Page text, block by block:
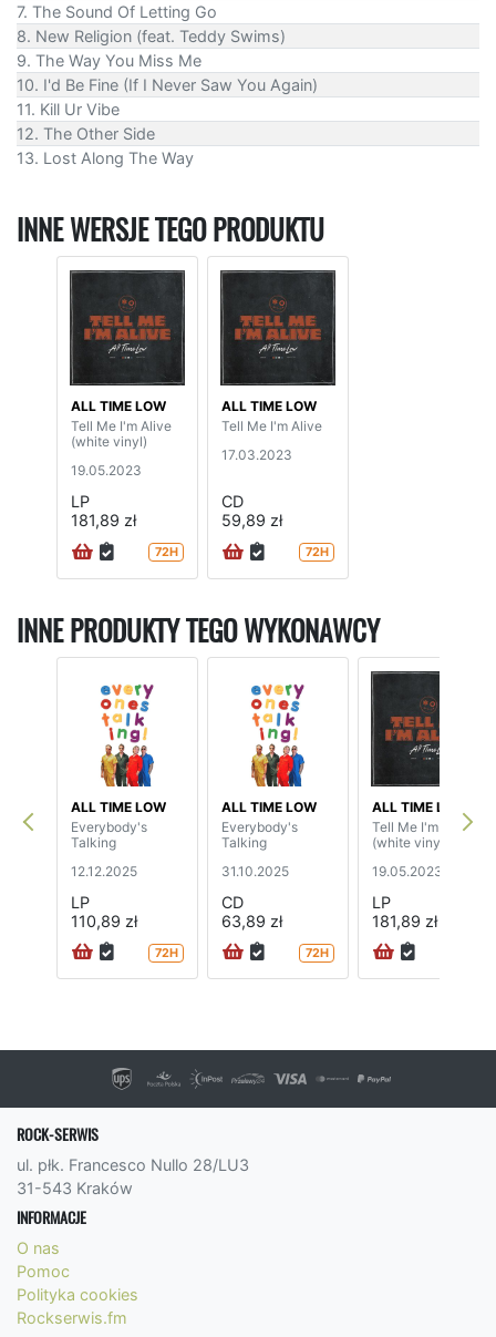
7. The Sound Of Letting Go
8. New Religion (feat. Teddy Swims)
9. The Way You Miss Me
10. I'd Be Fine (If I Never Saw You Again)
11. Kill Ur Vibe
12. The Other Side
13. Lost Along The Way
INNE WERSJE TEGO PRODUKTU
ALL TIME LOW
Tell Me I'm Alive
(white vinyl)
19.05.2023
LP
181,89 zł
72H
ALL TIME LOW
Tell Me I'm Alive
17.03.2023
CD
59,89 zł
72H
INNE PRODUKTY TEGO WYKONAWCY
ALL TIME LOW
Everybody's
Talking
12.12.2025
LP
110,89 zł
72H
ALL TIME LOW
Everybody's
Talking
31.10.2025
CD
63,89 zł
72H
ALL TIME LOW
Tell Me I'm Alive
(white vinyl)
19.05.2023
LP
181,89 zł
ROCK-SERWIS
ul. płk. Francesco Nullo 28/LU3
31-543 Kraków
INFORMACJE
O nas
Pomoc
Polityka cookies
Rockserwis.fm